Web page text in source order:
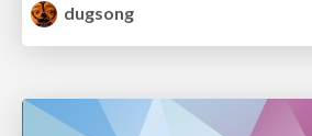
dugsong